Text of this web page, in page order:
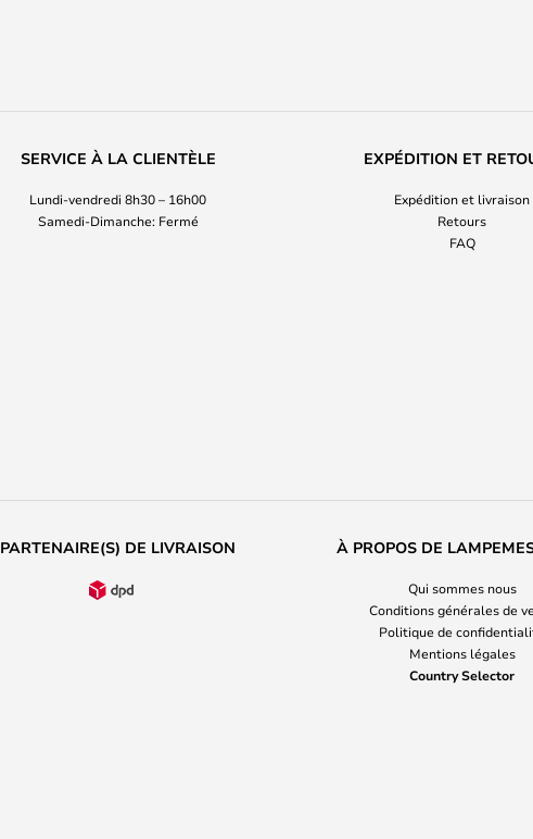
SERVICE À LA CLIENTÈLE
Lundi-vendredi 8h30 – 16h00
Samedi-Dimanche: Fermé
EXPÉDITION ET
Expédition et livraison
Retours
FAQ
PARTENAIRE(S) DE LIVRAISON À PROPOS DE
Qui sommes nous
Conditions générales de
Politique de
Mentions légales
Country Selector